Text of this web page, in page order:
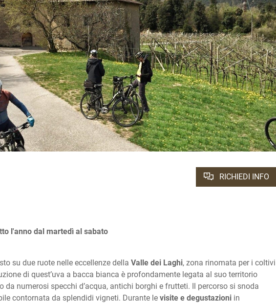
RICHIEDI INFO
l'anno dal martedì al sabato
su due ruote nelle eccellenze della Valle dei Laghi, zona rinomata per i coltivi
di quest’uva a bacca bianca è profondamente legata al suo territorio
da numerosi specchi d’acqua, antichi borghi e frutteti. Il percorso si snoda
contornata da splendidi vigneti. Durante le visite e degustazioni in